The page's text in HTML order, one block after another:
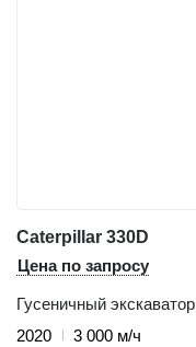
Caterpillar 330D
Цена по запросу
Гусеничный экскаватор
2020
3 000 м/ч